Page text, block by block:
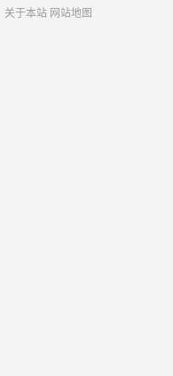
关于本站 网站地图